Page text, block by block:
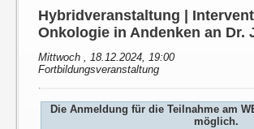
Hybridveranstaltung |
Onkologie in Andenken an Dr.
Mittwoch , 18.12.2024, 19:00
Fortbildungsveranstaltung
Die Anmeldung für die Teilnahme am
möglich.